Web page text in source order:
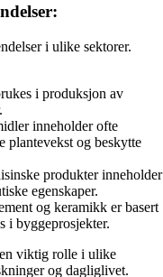
i ulike sektorer.
i produksjon av
inneholder ofte
plantevekst og beskytte
produkter inneholder
egenskaper.
og keramikk er basert
i byggeprosjekter.
viktig rolle i ulike
og dagliglivet.